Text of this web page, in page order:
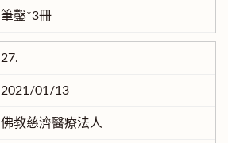
筆鑿*3冊
27.
2021/01/13
佛教慈濟醫療法人